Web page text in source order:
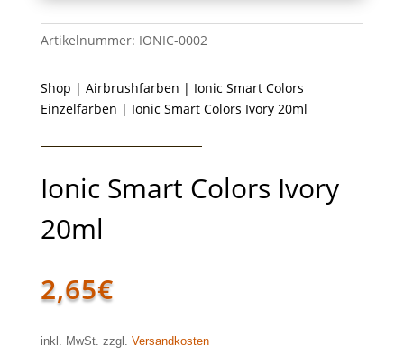
Artikelnummer: IONIC-0002
Shop | Airbrushfarben | Ionic Smart Colors
Einzelfarben | Ionic Smart Colors Ivory 20ml
Ionic Smart Colors Ivory
20ml
2,65€
inkl. MwSt. zzgl. Versandkosten